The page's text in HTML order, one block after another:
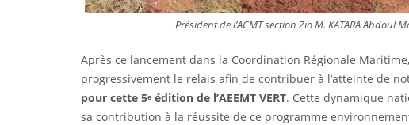
Président de l’ACMT section Zio M. KATARA Abdoul
Après ce lancement dans la Coordination Régionale
progressivement le relais afin de contribuer à l’atteinte de
pour cette 5ᵉ édition de l’AEEMT VERT. Cette dynamique
sa contribution à la réussite de ce programme